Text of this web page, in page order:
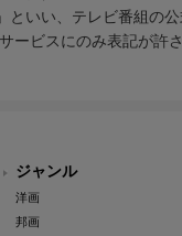
といい、テレビ番組の
ービスにのみ表記が許
ジャンル
洋画
邦画